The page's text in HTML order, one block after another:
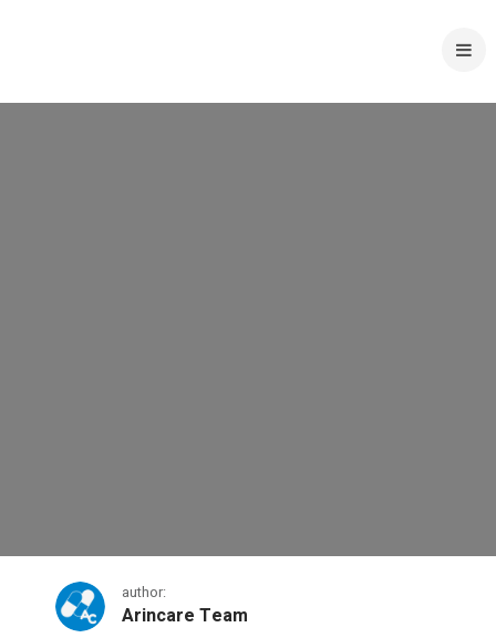
POS Encounters
author:
Arincare Team